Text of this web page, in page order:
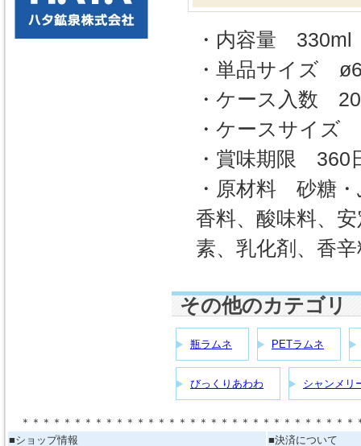
・内容量 330ml
・単品サイズ
・ケース入数
・ケースサイズ
・賞味期限 360
・原材料 砂糖・
香料、酸味料、
素、乳化剤、香
その他のカテゴリ
瓶ラムネ PETラムネ
びっくりあわわ シャンメリ
＊＊＊＊＊＊＊＊＊＊＊＊＊＊＊＊＊＊＊＊＊＊＊＊＊＊＊＊＊＊＊
■ショップ情報
■決済について